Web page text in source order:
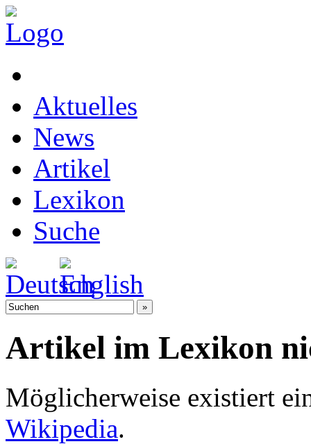
Aktuelles
News
Artikel
Lexikon
Suche
Artikel im Lexikon
Möglicherweise existiert
Wikipedia.